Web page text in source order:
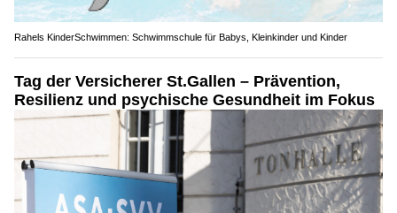
Rahels KinderSchwimmen: Schwimmschule für Babys, Kleinkinder und Kinder
Tag der Versicherer St.Gallen – Prävention,
Resilienz und psychische Gesundheit im Fokus